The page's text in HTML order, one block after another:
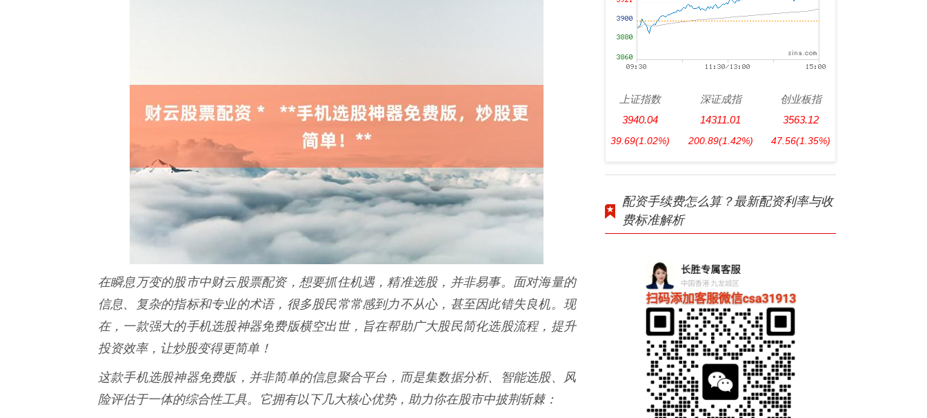
在瞬息万变的股市中财云股票配资，想要抓住机遇，精准选股，并非易事。面对海量的
信息、复杂的指标和专业的术语，很多股民常常感到力不从心，甚至因此错失良机。现
在，一款强大的手机选股神器免费版横空出世，旨在帮助广大股民简化选股流程，提升
投资效率，让炒股变得更简单！
这款手机选股神器免费版，并非简单的信息聚合平台，而是集数据分析、智能选股、风
险评估于一体的综合性工具。它拥有以下几大核心优势，助力你在股市中披荆斩棘：
上证指数
3940.04
39.69(1.02%)
深证成指
14311.01
200.89(1.42%)
创业板指
3563.12
47.56(1.35%)
配资手续费怎么算？最新配资利率与收
费标准解析